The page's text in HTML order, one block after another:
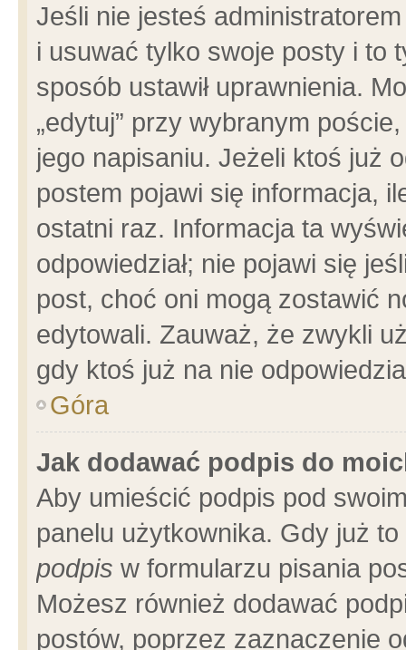
Jeśli nie jesteś
i usuwać tylko swoje posty i to
sposób ustawił uprawnienia.
„edytuj” przy wybranym
jego napisaniu. Jeżeli ktoś już
postem pojawi się informacja,
ostatni raz. Informacja ta
odpowiedział; nie pojawi się
post, choć oni mogą zostawić
edytowali. Zauważ, że zwykli
gdy ktoś już na nie
Góra
Jak dodawać podpis do
Aby umieścić podpis pod
panelu użytkownika. Gdy już
podpis w formularzu pisania
Możesz również dodawać
postów, poprzez zaznaczenie